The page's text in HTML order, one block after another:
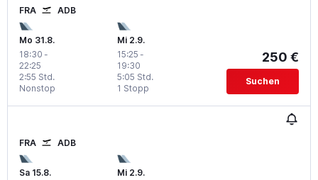
FRA ADB
Mo 31.8.
18:30 -
22:25
Nonstop
2:55 Std.
Mi 2.9.
15:25 -
19:30
1 Stopp
5:05 Std.
250 €
Suchen
FRA ADB
Sa 15.8.
Mi 2.9.